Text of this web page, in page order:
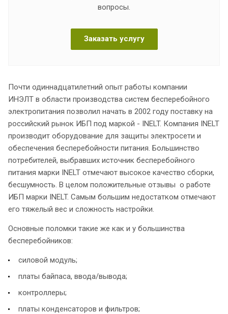
вопросы.
Заказать услугу
Почти одиннадцатилетний опыт работы компании
ИНЭЛТ в области производства систем бесперебойного
электропитания позволил начать в 2002 году поставку на
российский рынок ИБП под маркой - INELT. Компания INELT
производит оборудование для защиты электросети и
обеспечения бесперебойности питания. Большинство
потребителей, выбравших источник бесперебойного
питания марки INELT отмечают высокое качество сборки,
бесшумность. В целом положительные отзывы о работе
ИБП марки INELT. Самым большим недостатком отмечают
его тяжелый вес и сложность настройки.
Основные поломки такие же как и у большинства
бесперебойников:
силовой модуль;
платы байпаса, ввода/вывода;
контроллеры;
платы конденсаторов и фильтров;